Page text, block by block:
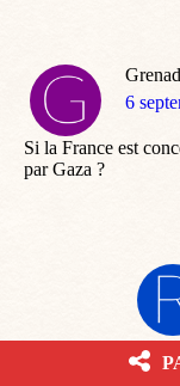
dit
6
Si la France est
par Gaza ?
C’est
c’est